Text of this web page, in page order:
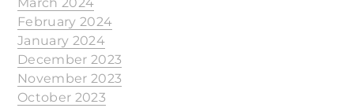
February 2024
January 2024
December 2023
November 2023
October 2023